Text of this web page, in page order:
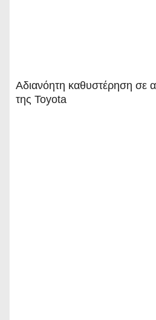
Αδιανόητη καθυστέρηση σε
της Toyota